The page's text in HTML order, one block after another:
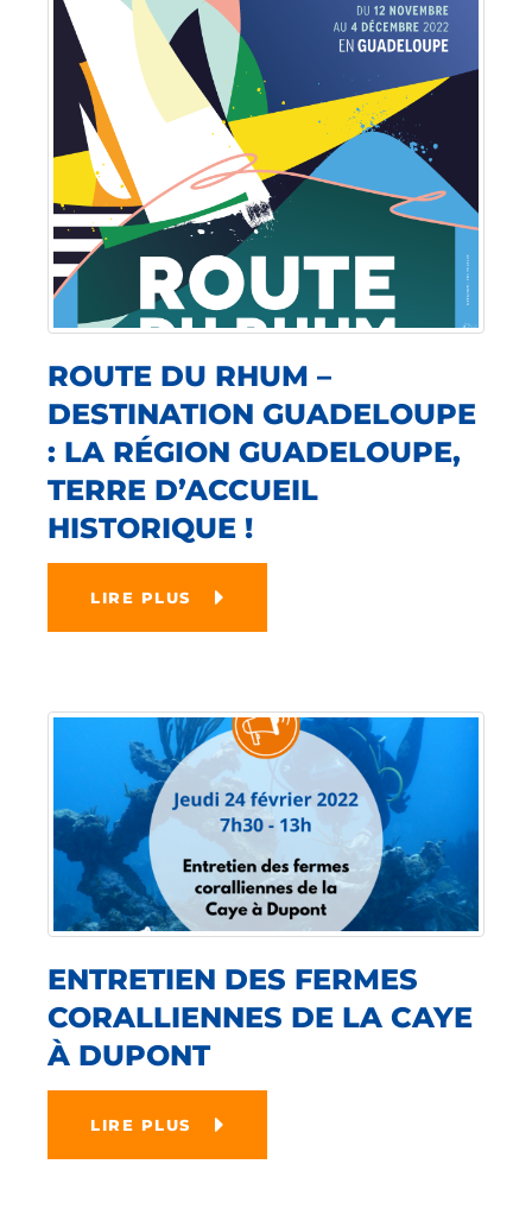
ROUTE DU RHUM –
DESTINATION GUADELOUPE
: LA RÉGION GUADELOUPE,
TERRE D’ACCUEIL
HISTORIQUE !
LIRE PLUS
ENTRETIEN DES FERMES
CORALLIENNES DE LA CAYE
À DUPONT
LIRE PLUS